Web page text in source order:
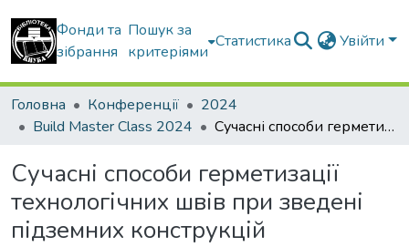
Фонди та
зібрання
Пошук за
критеріями
Статистика Увійти
Головна Конференції
2024
Build Master Class 2024
Сучасні способи герметизації технологічних швів при зведені підземних конструкцій
Сучасні способи герметизації
технологічних швів при зведені
підземних конструкцій